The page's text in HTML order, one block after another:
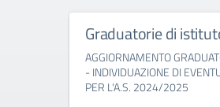
Graduatorie di
AGGIORNAMENTO
- INDIVIDUAZIONE DI
PER L'A.S. 2024/2025